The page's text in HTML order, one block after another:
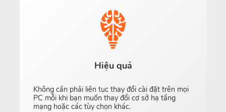
Hiệu quả
Không cần phải liên tục thay đổi cài đặt trên mọi
PC mỗi khi bạn muốn thay đổi cơ sở hạ tầng
mạng hoặc các tùy chọn khác.